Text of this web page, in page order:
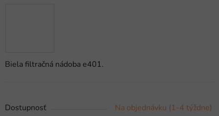
Biela filtračná nádoba e401.
Dostupnosť
Na objednávku (1-4 týždne)